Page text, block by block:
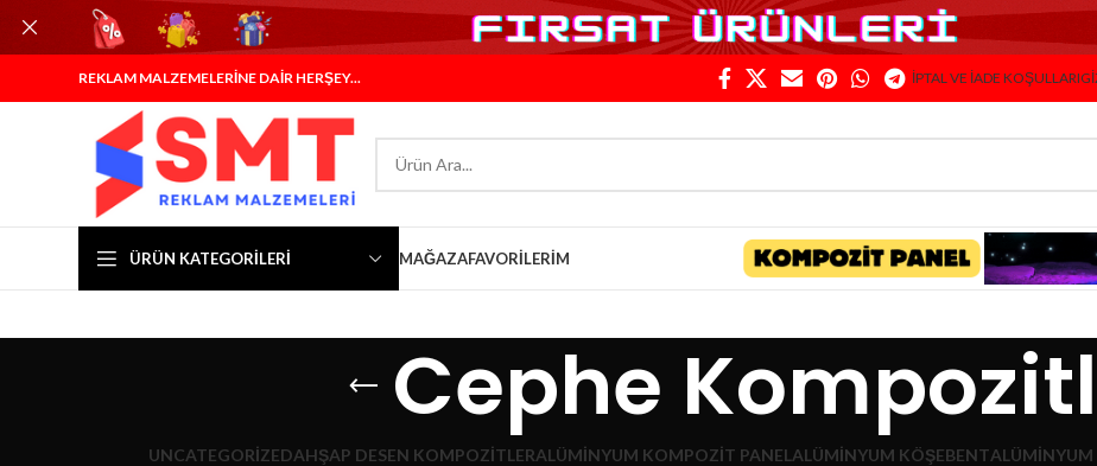
REKLAM MALZEMELERİNE DAİR HERŞEY... İPTAL VE İADE KOŞULLARI
ÜRÜN KATEGORILERI MAĞAZAFAVORILERIM
Cephe
UNCATEGORIZEDAHŞAP DESEN KOMPOZITLERALÜMINYUM KOMPOZIT PANEL ALÜMINYUM KÖŞEBENTALÜMINYUM